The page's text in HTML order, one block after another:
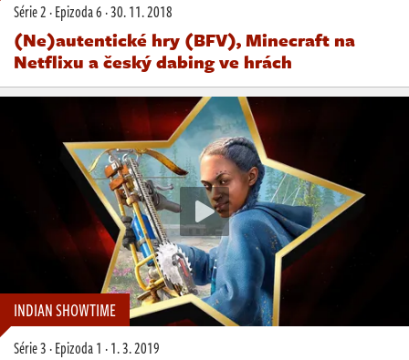
Série 2·Epizoda 6·30. 11. 2018
(Ne)autentické hry (BFV), Minecraft na
Netflixu a český dabing ve hrách
INDIAN SHOWTIME
Série 3·Epizoda 1 ·1. 3. 2019